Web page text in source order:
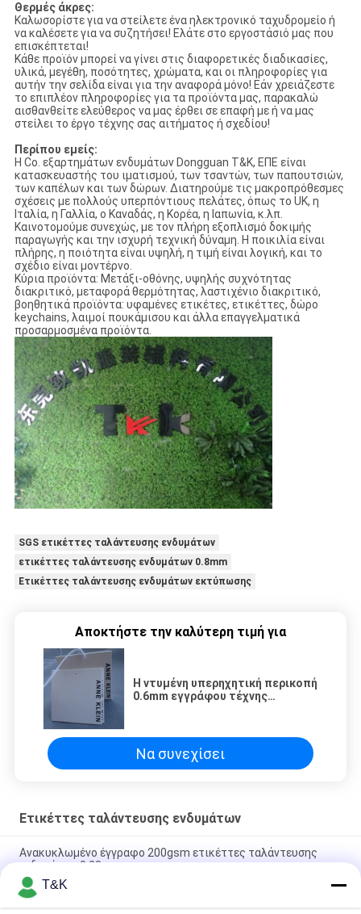
Θερμές άκρες:
Καλωσορίστε για να στείλετε ένα ηλεκτρονικό ταχυδρομείο ή
να καλέσετε για να συζητήσει! Ελάτε στο εργοστάσιό μας που
επισκέπτεται!
Κάθε προϊόν μπορεί να γίνει στις διαφορετικές διαδικασίες,
υλικά, μεγέθη, ποσότητες, χρώματα, και οι πληροφορίες για
αυτήν την σελίδα είναι για την αναφορά μόνο! Εάν χρειάζεστε
το επιπλέον πληροφορίες για τα προϊόντα μας, παρακαλώ
αισθανθείτε ελεύθερος να μας έρθει σε επαφή με ή να μας
στείλει το έργο τέχνης σας αιτήματος ή σχεδίου!
Περίπου εμείς:
Η Co. εξαρτημάτων ενδυμάτων Dongguan T&K, ΕΠΕ είναι
κατασκευαστής του ιματισμού, των τσαντών, των παπουτσιών,
των καπέλων και των δώρων. Διατηρούμε τις μακροπρόθεσμες
σχέσεις με πολλούς υπερπόντιους πελάτες, όπως το UK, η
Ιταλία, η Γαλλία, ο Καναδάς, η Κορέα, η Ιαπωνία, κ.λπ.
Καινοτομούμε συνεχώς, με τον πλήρη εξοπλισμό δοκιμής
παραγωγής και την ισχυρή τεχνική δύναμη. Η ποικιλία είναι
πλήρης, η ποιότητα είναι υψηλή, η τιμή είναι λογική, και το
σχέδιο είναι μοντέρνο.
Κύρια προϊόντα: Μετάξι-οθόνης, υψηλής συχνότητας
διακριτικό, μεταφορά θερμότητας, λαστιχένιο διακριτικό,
βοηθητικά προϊόντα: υφαμένες ετικέτες, ετικέττες, δώρο
keychains, λαιμοί πουκάμισου και άλλα επαγγελματικά
προσαρμοσμένα προϊόντα.
SGS ετικέττες ταλάντευσης ενδυμάτων
ετικέττες ταλάντευσης ενδυμάτων 0.8mm
Ετικέττες ταλάντευσης ενδυμάτων εκτύπωσης
Αποκτήστε την καλύτερη τιμή για
Η ντυμένη υπερηχητική περικοπή
0.6mm εγγράφου τέχνης
Να συνεχίσει
Ετικέττες ταλάντευσης ενδυμάτων
Ανακυκλωμένο έγγραφο 200gsm ετικέττες ταλάντευσης
ενδυμάτων 0.23mm
Η ντυμένη υπερηχητική περικοπή 0.6mm εγγράφου τέχνης
έγγραφο κρεμά τις ετικέττες για τον ιματισμό
T&K